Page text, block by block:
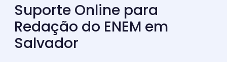
Suporte Online para
Redação do ENEM em
Salvador